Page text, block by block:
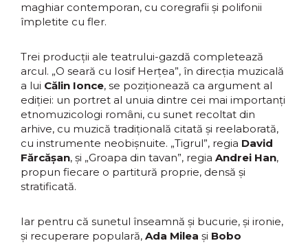
maghiar contemporan, cu coregrafii și polifonii
împletite cu fler.
Trei producții ale teatrului-gazdă completează
arcul. „O seară cu Iosif Herțea”, în direcția muzicală
a lui Călin Ionce, se poziționează ca argument al
ediției: un portret al unuia dintre cei mai importanți
etnomuzicologi români, cu sunet recoltat din
arhive, cu muzică tradițională citată și reelaborată,
cu instrumente neobișnuite. „Tigrul”, regia David
Fărcășan, și „Groapa din tavan”, regia Andrei Han,
propun fiecare o partitură proprie, densă și
stratificată.
Iar pentru că sunetul înseamnă și bucurie, și ironie,
și recuperare populară, Ada Milea și Bobo